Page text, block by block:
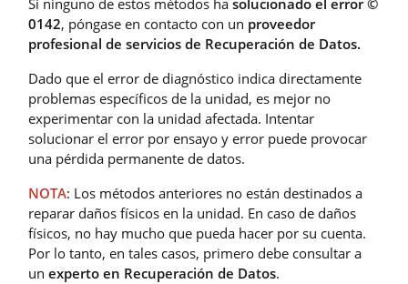
Si ninguno de estos métodos ha solucionado el error ©
0142, póngase en contacto con un proveedor
profesional de servicios de Recuperación de Datos.
Dado que el error de diagnóstico indica directamente
problemas específicos de la unidad, es mejor no
experimentar con la unidad afectada. Intentar
solucionar el error por ensayo y error puede provocar
una pérdida permanente de datos.
NOTA: Los métodos anteriores no están destinados a
reparar daños físicos en la unidad. En caso de daños
físicos, no hay mucho que pueda hacer por su cuenta.
Por lo tanto, en tales casos, primero debe consultar a
un experto en Recuperación de Datos.